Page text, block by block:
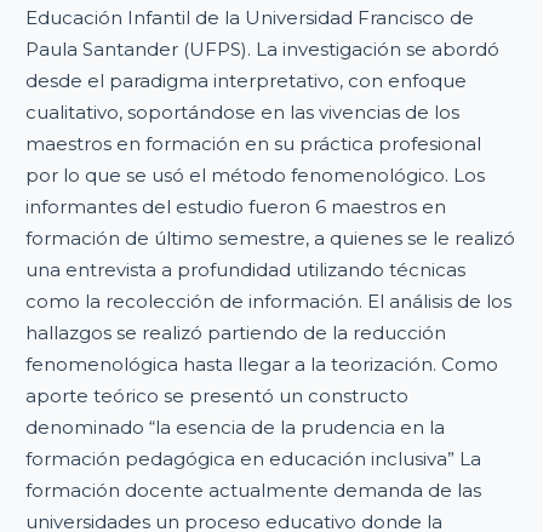
Educación Infantil de la Universidad Francisco de
Paula Santander (UFPS). La investigación se abordó
desde el paradigma interpretativo, con enfoque
cualitativo, soportándose en las vivencias de los
maestros en formación en su práctica profesional
por lo que se usó el método fenomenológico. Los
informantes del estudio fueron 6 maestros en
formación de último semestre, a quienes se le realizó
una entrevista a profundidad utilizando técnicas
como la recolección de información. El análisis de los
hallazgos se realizó partiendo de la reducción
fenomenológica hasta llegar a la teorización. Como
aporte teórico se presentó un constructo
denominado “la esencia de la prudencia en la
formación pedagógica en educación inclusiva” La
formación docente actualmente demanda de las
universidades un proceso educativo donde la